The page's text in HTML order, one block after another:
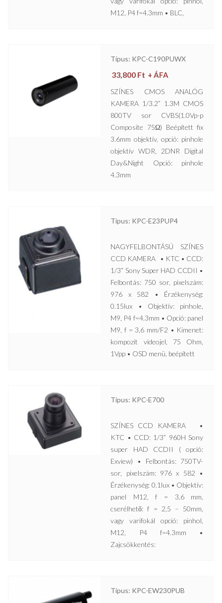
M12, P4 f=4.3mm • BLC,
Típus: KPC-C190PUWX
33,800 Ft + ÁFA
SZÍNES CMOS ANALÓG
KAMERA 1/3.2” 1.3M CMOS
800TV sor CVBS(1.0Vp-p
Composite 75Ω) Beépített fix
3.6mm objektív, opció: pinhole
objektív WDR, 2DNR Digital
Day&Night Opció: pinhole
4.3mm
Típus: KPC-E23PUP4
NAGYFELBONTÁSÚ SZÍNES
CCD KAMERA • KTC • CCD:
1/3” Sony Super HAD CCDII •
Felbontás: 750 sor, pixelszám:
976 x 582 • Érzékenység:
0.15lux • Objektív: pinhole,
M9, P4 f=4.3mm • Opció: panel
M9, f = 3,6 mm/F2 • Kimenet:
kompozit videojel, 75 Ohm,
1Vpp • OSD menü, beépített
Típus: KPC-E700
SZÍNES CCD KAMERA •
KTC • CCD: 1/3” 960H Sony
super HAD CCDII ( opció:
Exview) • Felbontás: 750TV-
sor, pixelszám: 976 x 582 •
Érzékenység: 0.1lux • Objektív:
panel M12, f = 3,6 mm,
cserélhető: f = 2,5 – 50mm,
vagy varifokál opció: pinhol,
M12, P4 f=4.3mm •
Zajcsökkentés:
Típus: KPC-EW230PUB